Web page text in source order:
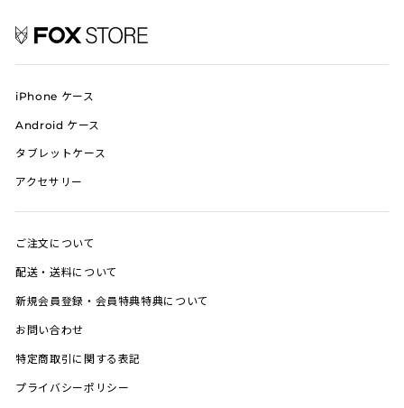
iPhone ケース
Android ケース
タブレットケース
アクセサリー
ご注文について
配送・送料について
新規会員登録・会員特典特典について
お問い合わせ
特定商取引に関する表記
プライバシーポリシー